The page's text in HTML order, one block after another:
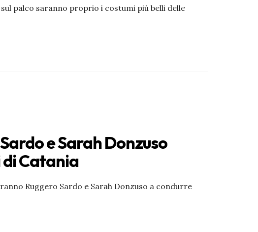
palco saranno proprio i costumi più belli delle
e Sarah Donzuso
Catania
Ruggero Sardo e Sarah Donzuso a condurre